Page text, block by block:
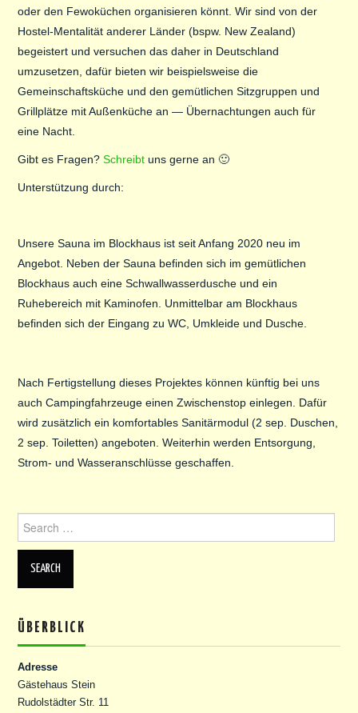
oder den Fewoküchen organisieren könnt. Wir sind von der
Hostel-Mentalität anderer Länder (bspw. New Zealand)
begeistert und versuchen das daher in Deutschland
umzusetzen, dafür bieten wir beispielsweise die
Gemeinschaftsküche und den gemütlichen Sitzgruppen und
Grillplätze mit Außenküche an — Übernachtungen auch für
eine Nacht.
Gibt es Fragen?Schreibt uns gerne an 🙂
Unterstützung durch:
Unsere Sauna im Blockhaus ist seit Anfang 2020 neu im
Angebot. Neben der Sauna befinden sich im gemütlichen
Blockhaus auch eine Schwallwasserdusche und ein
Ruhebereich mit Kaminofen. Unmittelbar am Blockhaus
befinden sich der Eingang zu WC, Umkleide und Dusche.
Nach Fertigstellung dieses Projektes können künftig bei uns
auch Campingfahrzeuge einen Zwischenstop einlegen. Dafür
wird zusätzlich ein komfortables Sanitärmodul (2 sep. Duschen,
2 sep. Toiletten) angeboten. Weiterhin werden Entsorgung,
Strom- und Wasseranschlüsse geschaffen.
for:
ÜBERBLICK
Adresse
Gästehaus Stein
Rudolstädter Str. 11